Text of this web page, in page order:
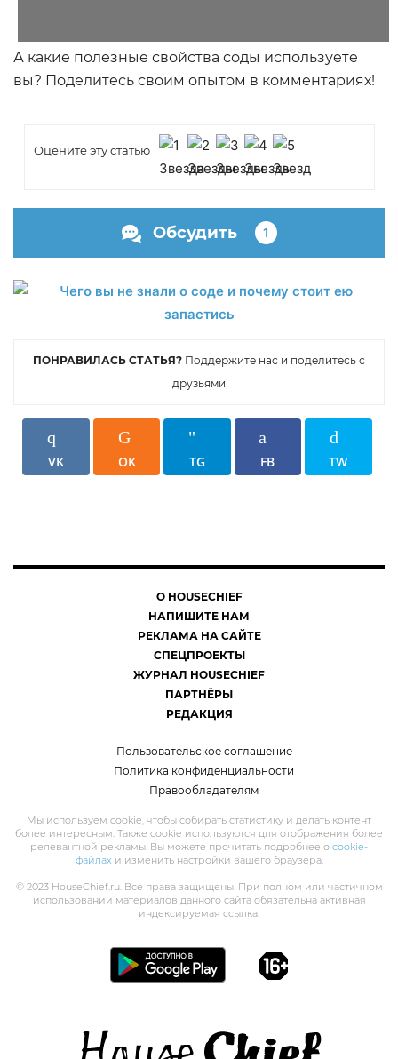
А какие полезные свойства соды используете
вы? Поделитесь своим опытом в комментариях!
Оцените эту статью
Обсудить 1
ПОНРАВИЛАСЬ СТАТЬЯ? Поддержите нас и поделитесь с
друзьями
VK OK TG FB TW
О HOUSECHIEF
НАПИШИТЕ НАМ
РЕКЛАМА НА САЙТЕ
СПЕЦПРОЕКТЫ
ЖУРНАЛ HOUSECHIEF
ПАРТНЁРЫ
РЕДАКЦИЯ
Пользовательское соглашение
Политика конфиденциальности
Правообладателям
Мы используем cookie, чтобы собирать статистику и делать контент
более интересным. Также cookie используются для отображения более
релевантной рекламы. Вы можете прочитать подробнее о cookie-
файлахи изменить настройки вашего браузера.
© 2023 HouseChief.ru. Все права защищены. При полном или частичном
использовании материалов данного сайта обязательна активная
индексируемая ссылка.